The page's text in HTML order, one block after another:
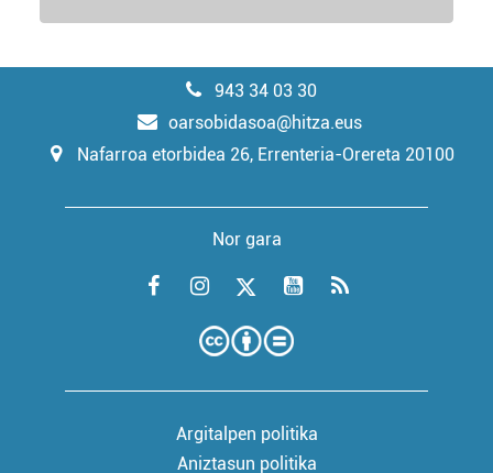
943 34 03 30
oarsobidasoa@hitza.eus
Nafarroa etorbidea 26, Errenteria-Orereta 20100
Nor gara
Argitalpen politika
Aniztasun politika